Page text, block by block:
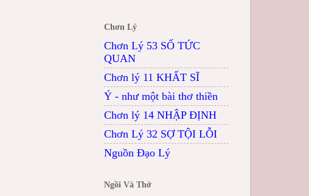
Chơn Lý
Chơn Lý 53 SỐ TỨC
QUAN
Chơn lý 11 KHẤT SĨ
Ý - như một bài thơ thiền
Chơn lý 14 NHẬP ĐỊNH
Chơn Lý 32 SỢ TỘI LỖI
Nguồn Đạo Lý
Ngồi Và Thở